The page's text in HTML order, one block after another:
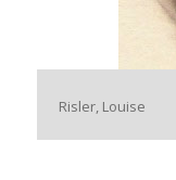
Risler, Louise